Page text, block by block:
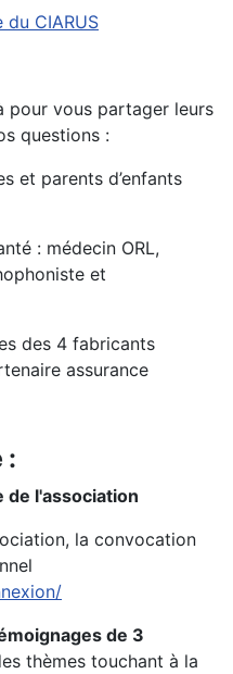
CIARUS
pour vous partager leurs
questions :
et parents d’enfants
: médecin ORL,
et
des 4 fabricants
assurance
:
de l'association
la convocation
de 3
thèmes touchant à la